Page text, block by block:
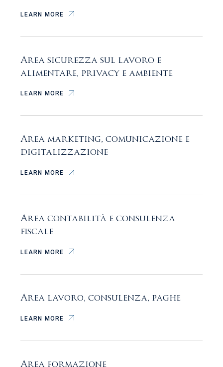
LEARN MORE
Area sicurezza sul lavoro e
alimentare, privacy e ambiente
LEARN MORE
Area marketing, comunicazione e
digitalizzazione
LEARN MORE
Area contabilità e consulenza
fiscale
LEARN MORE
Area lavoro, consulenza, paghe
LEARN MORE
Area formazione